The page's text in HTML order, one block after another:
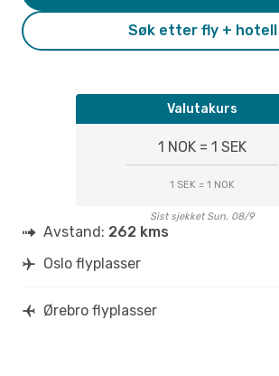
Søk etter fly + hotell
Valutakurs
1 NOK = 1 SEK
1 SEK = 1 NOK
Sist sjekket Sun, 08/9
Avstand: 262 kms
Oslo flyplasser
Ørebro flyplasser